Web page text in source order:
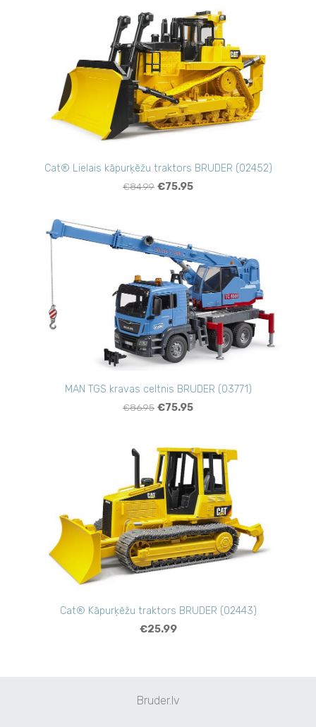
Cat® Lielais kāpurķēžu traktors BRUDER (02452)
€84.99 €75.95
MAN TGS kravas celtnis BRUDER (03771)
€86.95 €75.95
Cat® Kāpurķēžu traktors BRUDER (02443)
€25.99
Bruder.lv